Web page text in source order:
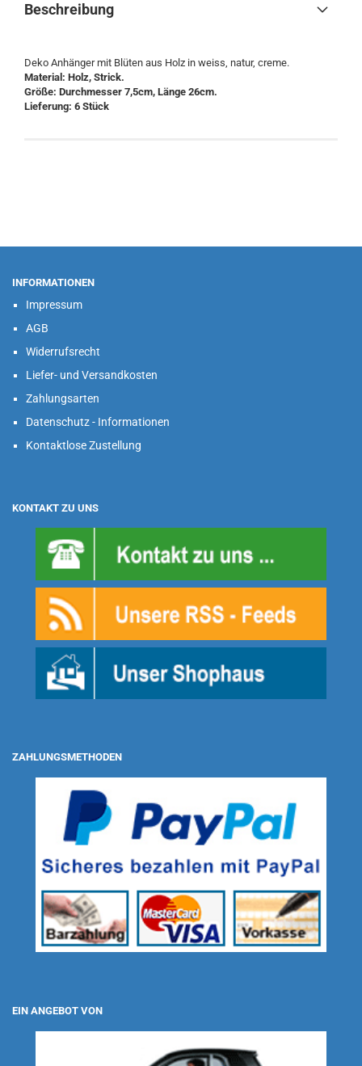
Beschreibung
Deko Anhänger mit Blüten aus Holz in weiss, natur, creme.
Material: Holz, Strick.
Größe: Durchmesser 7,5cm, Länge 26cm.
Lieferung: 6 Stück
INFORMATIONEN
Impressum
AGB
Widerrufsrecht
Liefer- und Versandkosten
Zahlungsarten
Datenschutz - Informationen
Kontaktlose Zustellung
KONTAKT ZU UNS
ZAHLUNGSMETHODEN
EIN ANGEBOT VON